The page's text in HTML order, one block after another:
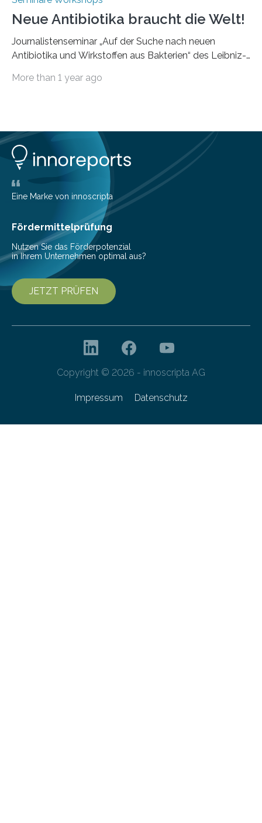
Neue Antibiotika braucht die Welt!
Journalistenseminar „Auf der Suche nach neuen
Antibiotika und Wirkstoffen aus Bakterien“ des Leibniz-
2024. Eine zunehmende und besorgniserregende
Arbeitsgruppen von Wissenschaftlern sind weltweit auf
der Suche nach neuen Antibiotika. In diesem Bereich
forschen auch die Mitarbeitenden der Abteilung
Bioressourcen für die Bioökonomie und
Gesundheitsforschung unter der Leitung von Prof. Dr.
Yvonne Mast am Leibniz-Institut DSMZ-Deutsche
Sammlung von Mikroorganismen…
More than 1 year ago
Eine Marke von innoscripta
Fördermittelprüfung
Nutzen Sie das Förderpotenzial
in Ihrem Unternehmen optimal aus?
JETZT PRÜFEN
Copyright © 2026 - innoscripta AG
Impressum Datenschutz